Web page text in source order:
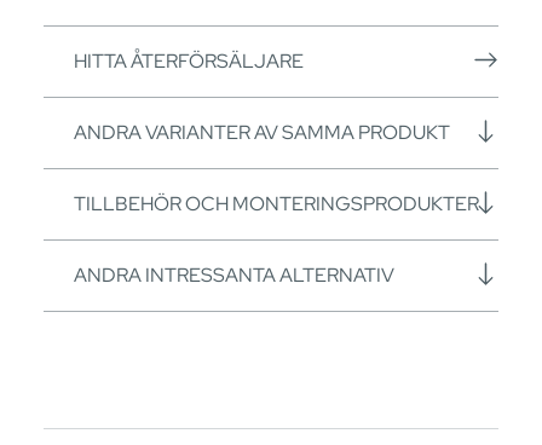
HITTA ÅTERFÖRSÄLJARE
ANDRA VARIANTER AV SAMMA PRODUKT
TILLBEHÖR OCH MONTERINGSPRODUKTER
ANDRA INTRESSANTA ALTERNATIV